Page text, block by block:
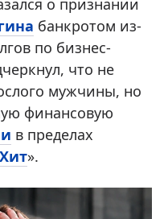
о признании
банкротом из-
по бизнес-
что не
мужчины, но
финансовую
в пределах
».